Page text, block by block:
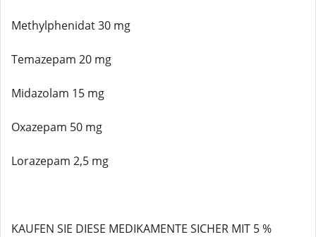
Methylphenidat 30 mg
Temazepam 20 mg
Midazolam 15 mg
Oxazepam 50 mg
Lorazepam 2,5 mg
KAUFEN SIE DIESE MEDIKAMENTE SICHER MIT 5 %